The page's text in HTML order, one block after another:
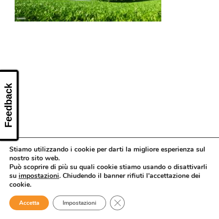
CONTATTI
Stiamo utilizzando i cookie per darti la migliore esperienza sul
nostro sito web.
Può scoprire di più su quali cookie stiamo usando o disattivarli
su impostazioni. Chiudendo il banner rifiuti l'accettazione dei
cookie.
Accetta Impostazioni Close GDPR Cookie Banner
Feedback